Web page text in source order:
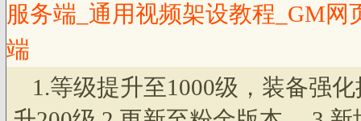
服务端_通用视频架设教程_GM
端
1.等级提升至1000级，装备强